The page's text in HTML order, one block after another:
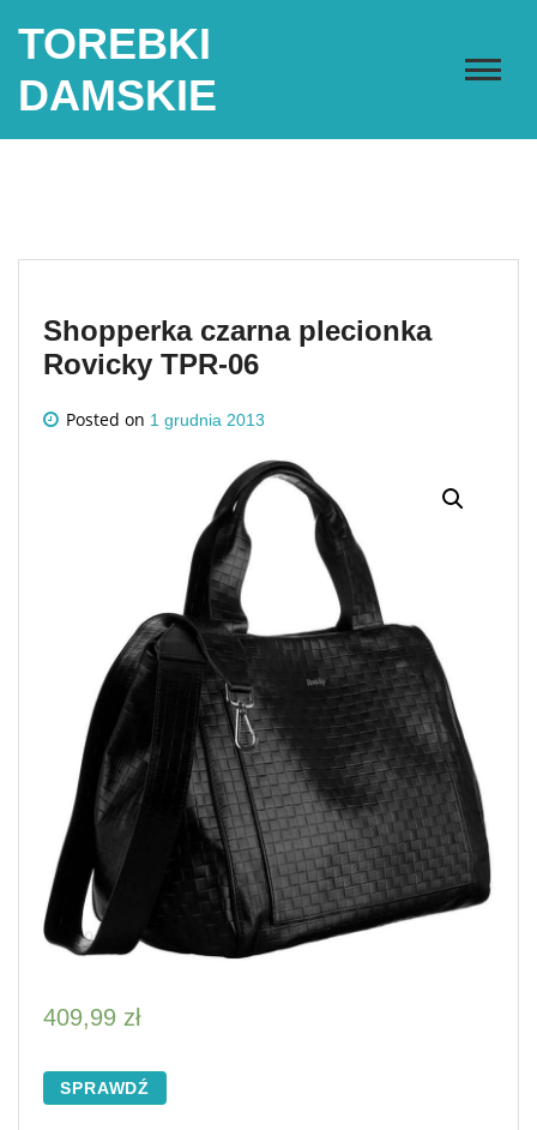
TOREBKI
DAMSKIE
Shopperka czarna plecionka
Rovicky TPR-06
Posted on 1 grudnia 2013
409,99 zł
SPRAWDŹ